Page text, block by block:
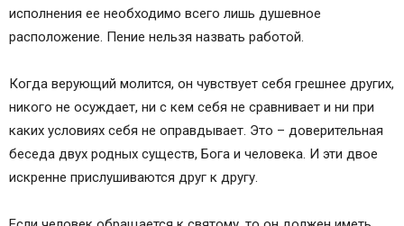
исполнения ее необходимо всего лишь душевное
расположение. Пение нельзя назвать работой.
Когда верующий молится, он чувствует себя грешнее других,
никого не осуждает, ни с кем себя не сравнивает и ни при
каких условиях себя не оправдывает. Это – доверительная
беседа двух родных существ, Бога и человека. И эти двое
искренне прислушиваются друг к другу.